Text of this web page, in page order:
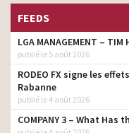
FEEDS
LGA MANAGEMENT –
publié le 5 août 2026
RODEO FX signe les
Rabanne
publié le 4 août 2026
COMPANY 3 – What Has